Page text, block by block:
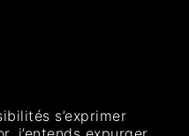
s’exprimer